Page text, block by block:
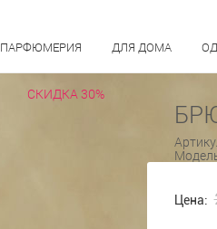
ПАРФЮМЕРИЯ ДЛЯ ДОМА
СКИДКА 30%
Цена: